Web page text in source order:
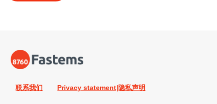
联系我们 Privacy statement|隐私声明